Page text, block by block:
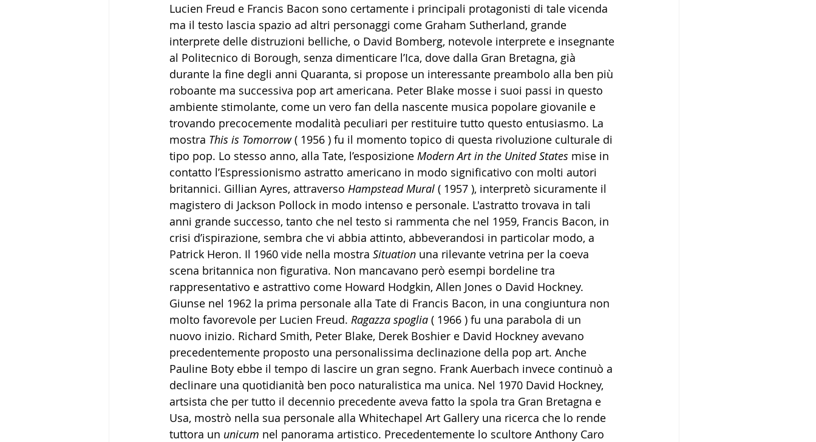
Lucien Freud e Francis Bacon sono certamente i principali protagonisti di tale vicenda
ma il testo lascia spazio ad altri personaggi come Graham Sutherland, grande
interprete delle distruzioni belliche, o David Bomberg, notevole interprete e insegnante
al Politecnico di Borough, senza dimenticare l’Ica, dove dalla Gran Bretagna, già
durante la fine degli anni Quaranta, si propose un interessante preambolo alla ben più
roboante ma successiva pop art americana. Peter Blake mosse i suoi passi in questo
ambiente stimolante, come un vero fan della nascente musica popolare giovanile e
trovando precocemente modalità peculiari per restituire tutto questo entusiasmo. La
mostra This is Tomorrow ( 1956 ) fu il momento topico di questa rivoluzione culturale di
tipo pop. Lo stesso anno, alla Tate, l’esposizione Modern Art in the United States mise in
contatto l’Espressionismo astratto americano in modo significativo con molti autori
britannici. Gillian Ayres, attraverso Hampstead Mural ( 1957 ), interpretò sicuramente il
magistero di Jackson Pollock in modo intenso e personale. L'astratto trovava in tali
anni grande successo, tanto che nel testo si rammenta che nel 1959, Francis Bacon, in
crisi d’ispirazione, sembra che vi abbia attinto, abbeverandosi in particolar modo, a
Patrick Heron. Il 1960 vide nella mostra Situation una rilevante vetrina per la coeva
scena britannica non figurativa. Non mancavano però esempi bordeline tra
rappresentativo e astrattivo come Howard Hodgkin, Allen Jones o David Hockney.
Giunse nel 1962 la prima personale alla Tate di Francis Bacon, in una congiuntura non
molto favorevole per Lucien Freud. Ragazza spoglia ( 1966 ) fu una parabola di un
nuovo inizio. Richard Smith, Peter Blake, Derek Boshier e David Hockney avevano
precedentemente proposto una personalissima declinazione della pop art. Anche
Pauline Boty ebbe il tempo di lascire un gran segno. Frank Auerbach invece continuò a
declinare una quotidianità ben poco naturalistica ma unica. Nel 1970 David Hockney,
artsista che per tutto il decennio precedente aveva fatto la spola tra Gran Bretagna e
Usa, mostrò nella sua personale alla Whitechapel Art Gallery una ricerca che lo rende
tuttora un unicum nel panorama artistico. Precedentemente lo scultore Anthony Caro